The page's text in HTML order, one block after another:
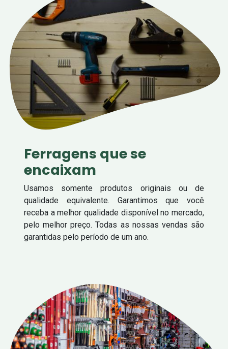
Ferragens que se
encaixam
Usamos somente produtos originais ou de
qualidade equivalente. Garantimos que você
receba a melhor qualidade disponível no mercado,
pelo melhor preço. Todas as nossas vendas são
garantidas pelo período de um ano.